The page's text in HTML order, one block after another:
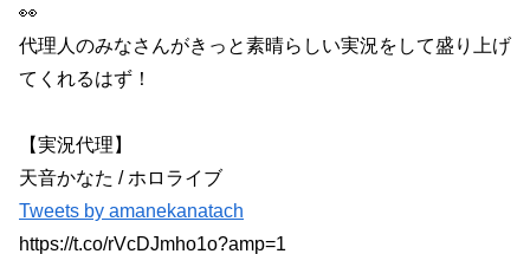
👀
代理人のみなさんがきっと素晴らしい実況をして盛り上げ
てくれるはず！
【実況代理】
天音かなた / ホロライブ
Tweets by amanekanatach
https://t.co/rVcDJmho1o?amp=1